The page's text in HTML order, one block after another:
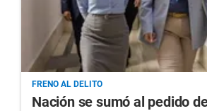
FRENO AL DELITO
Nación se sumó al pedido